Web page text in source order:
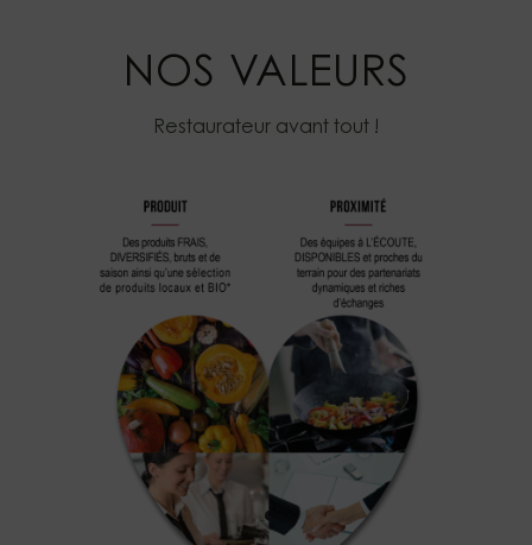
NOS VALEURS
Restaurateur avant tout !